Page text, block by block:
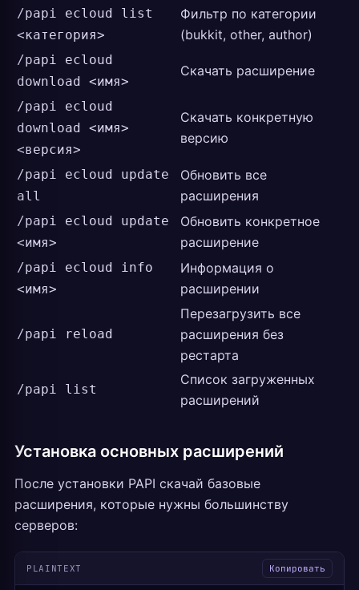
/papi ecloud list
<категория>
Фильтр по категории
(bukkit, other, author)
/papi ecloud
download <имя>
Скачать расширение
/papi ecloud
download <имя>
<версия>
Скачать конкретную
версию
/papi ecloud update
all
Обновить все
расширения
/papi ecloud update
<имя>
Обновить конкретное
расширение
/papi ecloud info
<имя>
Информация о
расширении
/papi reload
Перезагрузить все
расширения без
рестарта
/papi list
Список загруженных
расширений
Установка основных расширений
После установки PAPI скачай базовые
расширения, которые нужны большинству
серверов:
PLAINTEXT Копировать